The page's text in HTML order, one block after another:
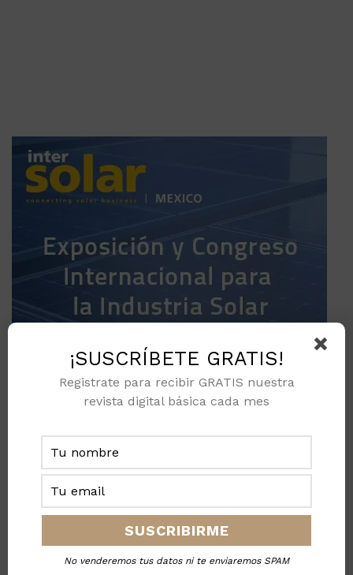
¡SUSCRÍBETE GRATIS!
Registrate para recibir GRATIS nuestra
revista digital básica cada mes
No venderemos tus datos ni te enviaremos SPAM